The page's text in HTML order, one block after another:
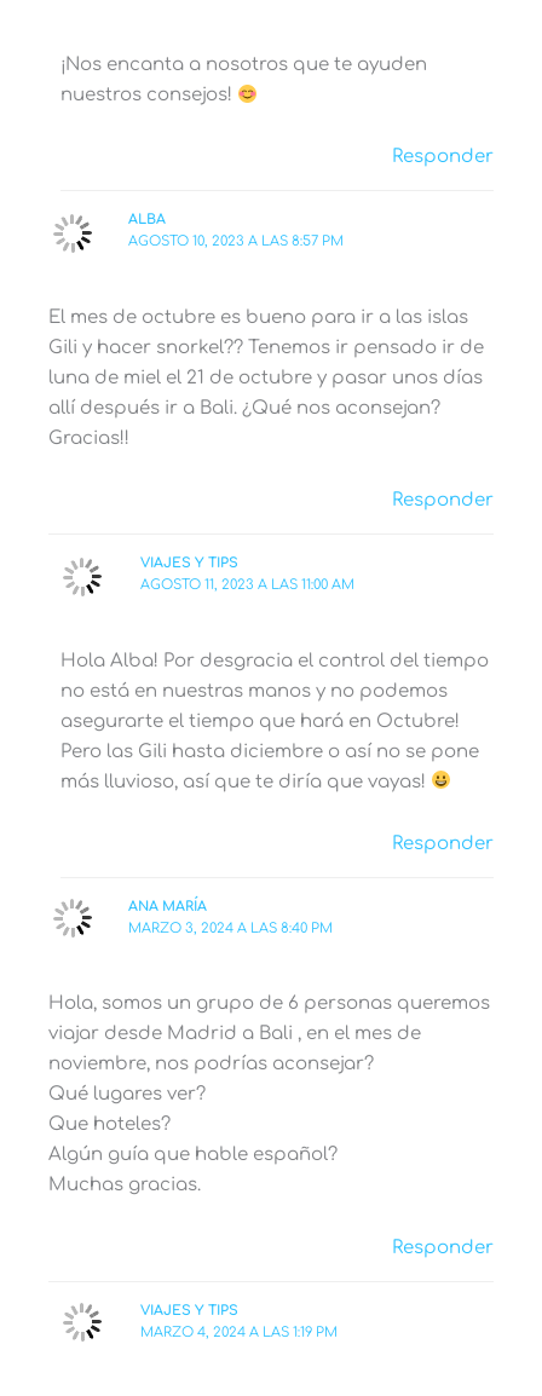
¡Nos encanta a nosotros que te ayuden
nuestros consejos!
Responder
ALBA
AGOSTO 10, 2023 A LAS 8:57 PM
El mes de octubre es bueno para ir a las islas
Gili y hacer snorkel?? Tenemos ir pensado ir de
luna de miel el 21 de octubre y pasar unos días
allí después ir a Bali. ¿Qué nos aconsejan?
Gracias!!
Responder
VIAJES Y TIPS
AGOSTO 11, 2023 A LAS 11:00 AM
Hola Alba! Por desgracia el control del tiempo
no está en nuestras manos y no podemos
asegurarte el tiempo que hará en Octubre!
Pero las Gili hasta diciembre o así no se pone
más lluvioso, así que te diría que vayas!
Responder
ANA MARÍA
MARZO 3, 2024 A LAS 8:40 PM
Hola, somos un grupo de 6 personas queremos
viajar desde Madrid a Bali , en el mes de
noviembre, nos podrías aconsejar?
Qué lugares ver?
Que hoteles?
Algún guía que hable español?
Muchas gracias.
Responder
VIAJES Y TIPS
MARZO 4, 2024 A LAS 1:19 PM